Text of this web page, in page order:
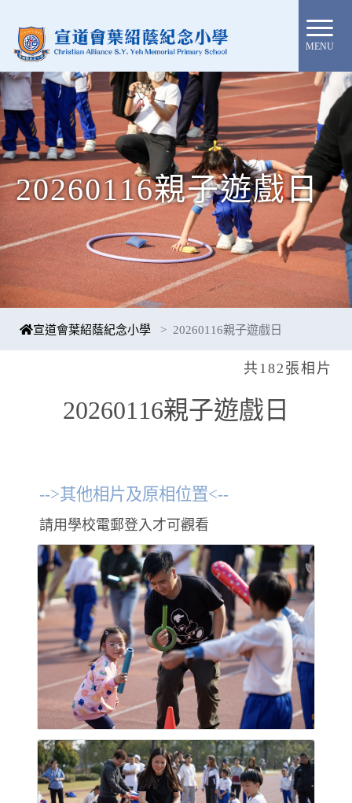
MENU
20260116親子遊戲日
宣道會葉紹蔭紀念小學 20260116親子遊戲日
共182張相片
20260116親子遊戲日
-->其他相片及原相位置<--
請用學校電郵登入才可觀看